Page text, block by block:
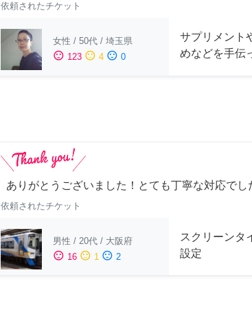
依頼されたチケット
女性 / 50代 / 埼玉県
sentiment_satisfied 123 sentiment_neutral 4 sentiment_dissatisfied 0
サプリメント
めなどを手伝
ありがとうございました！とても丁寧な対応でし
依頼されたチケット
男性 / 20代 / 大阪府
sentiment_satisfied 16 sentiment_neutral 1 sentiment_dissatisfied 2
スクリーンタ
設定